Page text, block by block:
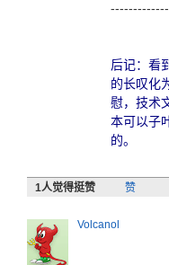
后记：看
的长叹化
慰，技术
本可以子
的。
1人觉得挺赞 赞
Volcanol